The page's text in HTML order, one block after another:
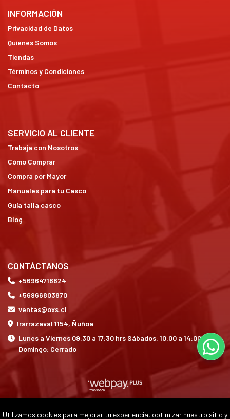
INFORMACIÓN
Privacidad de Datos
Quienes Somos
Tiendas
Términos y Condiciones
Contacto
SERVICIO AL CLIENTE
Trabaja con Nosotros
Cómo Comprar
Compra por Mayor
Manuales para tu Casco
Guía talla casco
Blog
CONTÁCTANOS
+56964718824
+56966803870
ventas@oxs.cl
Irarrazaval 1154, Ñuñoa
Lunes a Viernes 09:30 a 17:30 hrs Sábados: 10:00 a 14:00 hrs
Domingo: Cerrado
Utilizamos cookies para mejorar tu experiencia, optimizar nuestro sitio y